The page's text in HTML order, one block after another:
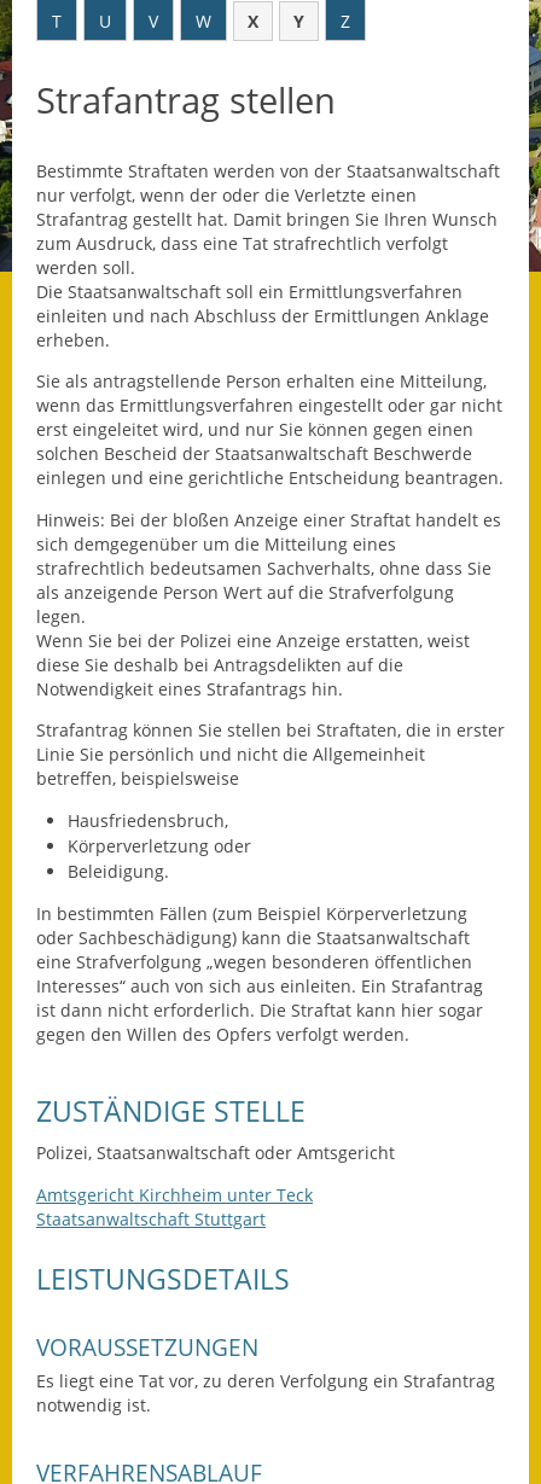
Datenschutz
Datenschutz im
Steueramt
Gebärdensprache
Geschichte und
Gegenwart
Was die Alten noch
Wagner-Werkstatt
Informationsbroschüre
Lärmaktionsplan
Leichte Sprache
Infos in Leichter Sprache
Mitteilungsblatt
Nachhaltigkeitsbericht
Notfallplanung
Straßenbau
Landesstraße
Kreisstraße
Ausweichfahrplan
Buslinie 168
Stellenausschreibungen
Beratungsstellen im
T
U V W X Y Z
Strafantrag stellen
Bestimmte Straftaten werden von der Staatsanwaltschaft
nur verfolgt, wenn der oder die Verletzte einen
Strafantrag gestellt hat. Damit bringen Sie Ihren Wunsch
zum Ausdruck, dass eine Tat strafrechtlich verfolgt
werden soll.
Die Staatsanwaltschaft soll ein Ermittlungsverfahren
einleiten und nach Abschluss der Ermittlungen Anklage
erheben.
Sie als antragstellende Person erhalten eine Mitteilung,
wenn das Ermittlungsverfahren eingestellt oder gar nicht
erst eingeleitet wird, und nur Sie können gegen einen
solchen Bescheid der Staatsanwaltschaft Beschwerde
einlegen und eine gerichtliche Entscheidung beantragen.
Hinweis: Bei der bloßen Anzeige einer Straftat handelt es
sich demgegenüber um die Mitteilung eines
strafrechtlich bedeutsamen Sachverhalts, ohne dass Sie
als anzeigende Person Wert auf die Strafverfolgung
legen.
Wenn Sie bei der Polizei eine Anzeige erstatten, weist
diese Sie deshalb bei Antragsdelikten auf die
Notwendigkeit eines Strafantrags hin.
Strafantrag können Sie stellen bei Straftaten, die in erster
Linie Sie persönlich und nicht die Allgemeinheit
betreffen, beispielsweise
Hausfriedensbruch,
Körperverletzung oder
Beleidigung.
In bestimmten Fällen (zum Beispiel Körperverletzung
oder Sachbeschädigung) kann die Staatsanwaltschaft
eine Strafverfolgung „wegen besonderen öffentlichen
Interesses“ auch von sich aus einleiten. Ein Strafantrag
ist dann nicht erforderlich. Die Straftat kann hier sogar
gegen den Willen des Opfers verfolgt werden.
ZUSTÄNDIGE STELLE
Polizei, Staatsanwaltschaft oder Amtsgericht
Amtsgericht Kirchheim unter Teck
Staatsanwaltschaft Stuttgart
LEISTUNGSDETAILS
VORAUSSETZUNGEN
Es liegt eine Tat vor, zu deren Verfolgung ein Strafantrag
notwendig ist.
VERFAHRENSABLAUF